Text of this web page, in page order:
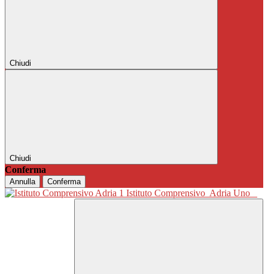
Chiudi
Chiudi
Conferma
Annulla Conferma
Istituto Comprensivo Adria Uno